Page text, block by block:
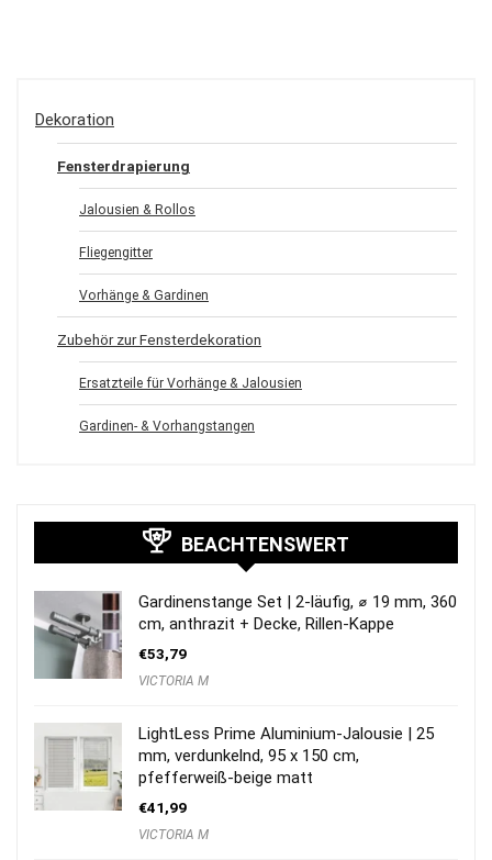
Dekoration
Fensterdrapierung
Jalousien & Rollos
Fliegengitter
Vorhänge & Gardinen
Zubehör zur Fensterdekoration
Ersatzteile für Vorhänge & Jalousien
Gardinen- & Vorhangstangen
BEACHTENSWERT
Gardinenstange Set | 2-läufig, ⌀ 19 mm, 360
cm, anthrazit + Decke, Rillen-Kappe
€53,79
VICTORIA M
LightLess Prime Aluminium-Jalousie | 25
mm, verdunkelnd, 95 x 150 cm,
pfefferweiß-beige matt
€41,99
VICTORIA M